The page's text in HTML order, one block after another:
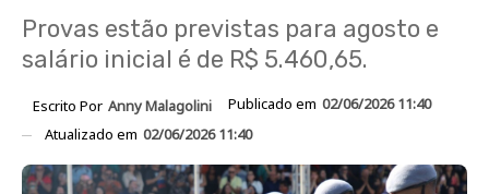
Provas estão previstas para agosto e
salário inicial é de R$ 5.460,65.
Escrito Por Anny Malagolini Publicado em 02/06/2026 11:40
Atualizado em 02/06/2026 11:40